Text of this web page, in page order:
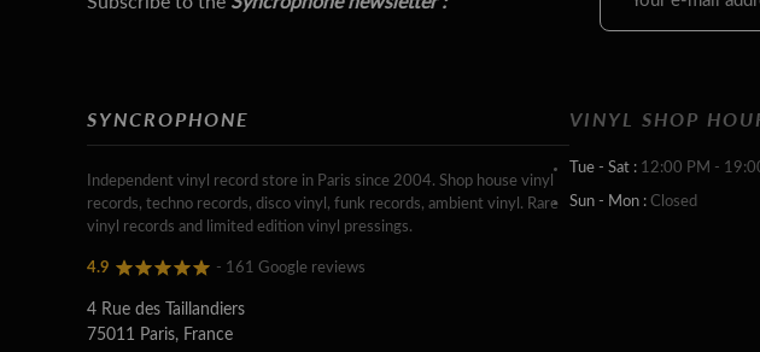
SYNCROPHONE
Independent vinyl record store in Paris since 2004. Shop house vinyl
records, techno records, disco vinyl, funk records, ambient vinyl. Rare
vinyl records and limited edition vinyl pressings.
4.9 - 161 Google reviews
4 Rue des Taillandiers
75011 Paris, France
VINYL SHOP
Tue - Sat : 12:00 PM -
Sun - Mon : Closed